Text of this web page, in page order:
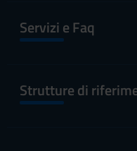
Servizi e Faq
Strutture di